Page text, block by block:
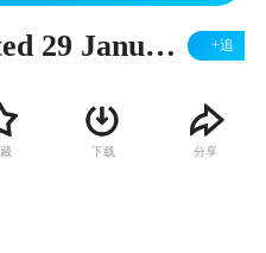
Dubai & Spain dated 29 January to 4 February 2017 Youku +追
下载 分享